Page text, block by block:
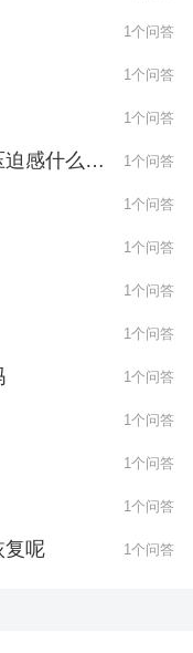
1个问答
1个问答
1个问答
感什么原
1个问答
1个问答
1个问答
1个问答
1个问答
1个问答
1个问答
1个问答
1个问答
复呢 1个问答